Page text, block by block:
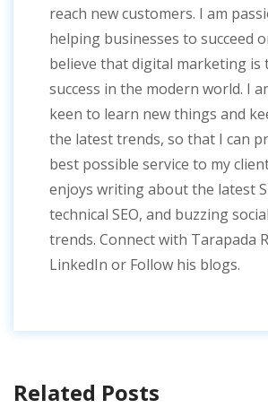
reach new customers. I am
helping businesses to succeed
believe that digital marketing is
success in the modern world. I
keen to learn new things and
the latest trends, so that I can
best possible service to my
enjoys writing about the latest
technical SEO, and buzzing
trends. Connect with Tarapada
LinkedIn or Follow his blogs.
Related Posts